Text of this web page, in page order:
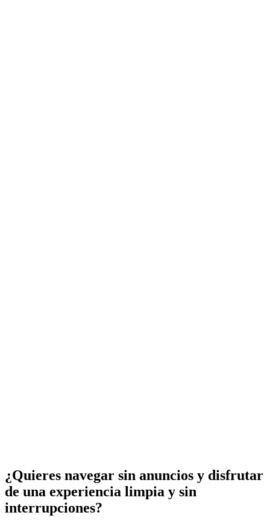
¿Quieres navegar sin anuncios y disfrutar
de una experiencia limpia y sin
interrupciones?